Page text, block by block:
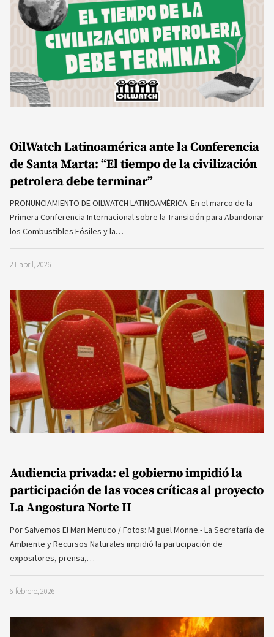
OilWatch Latinoamérica ante la Conferencia
de Santa Marta: “El tiempo de la civilización
petrolera debe terminar”
PRONUNCIAMIENTO DE OILWATCH LATINOAMÉRICA. En el marco de la
Primera Conferencia Internacional sobre la Transición para Abandonar
los Combustibles Fósiles y la…
21 abril, 2026
Audiencia privada: el gobierno impidió la
participación de las voces críticas al proyecto
La Angostura Norte II
Por Salvemos El Mari Menuco / Fotos: Miguel Monne.- La Secretaría de
Ambiente y Recursos Naturales impidió la participación de
expositores, prensa,…
6 febrero, 2026